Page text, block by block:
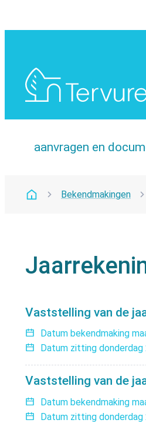
Tervuren
aanvragen en
Startpagina
Bekendmakingen
Overzicht
Vaststelling van de
Datum bekendmaking
Datum zitting donderdag
Vaststelling van de
Datum bekendmaking
Datum zitting donderdag